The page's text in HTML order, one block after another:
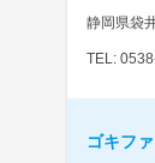
静岡県袋
TEL:
ゴキフ